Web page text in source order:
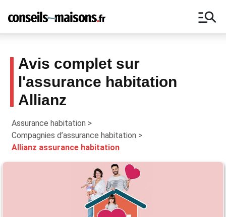
manage_search
Avis complet sur
l'assurance habitation
Allianz
Assurance habitation >
Compagnies d’assurance habitation >
Allianz assurance habitation
maison, inscrivez-vous à notre